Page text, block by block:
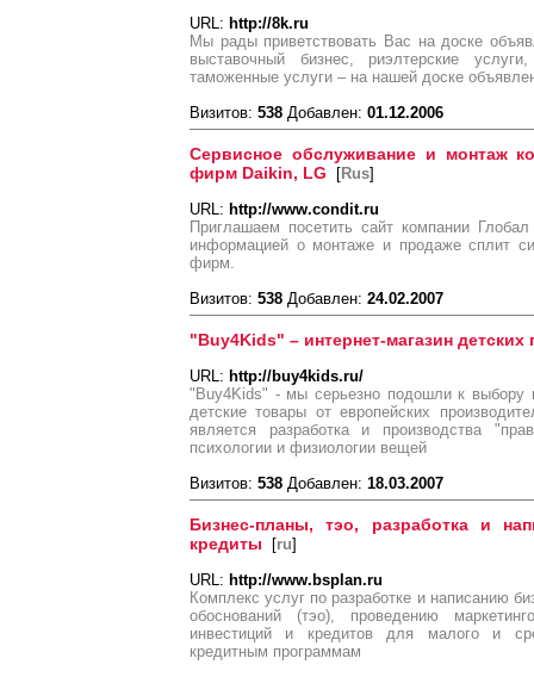
URL: http://8k.ru
Мы рады приветствовать Вас на доске
выставочный бизнес, риэлтерские
таможенные услуги – на нашей доске
Визитов: 538 Добавлен: 01.12.2006
Сервисное обслуживание и монтаж
фирм Daikin, LG [Rus]
URL: http://www.condit.ru
Приглашаем посетить сайт компании
информацией о монтаже и продаже сплит
фирм.
Визитов: 538 Добавлен: 24.02.2007
"Buy4Kids" – интернет-магазин детских
URL: http://buy4kids.ru/
"Buy4Kids" - мы серьезно подошли к выбору
детские товары от европейских
является разработка и производства
психологии и физиологии вещей
Визитов: 538 Добавлен: 18.03.2007
Бизнес-планы, тэо, разработка и
кредиты [ru]
URL: http://www.bsplan.ru
Комплекс услуг по разработке и написанию
обоснований (тэо), проведению
инвестиций и кредитов для малого и
кредитным программам